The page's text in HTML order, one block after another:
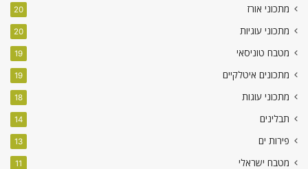
מתכוני אורז 20
מתכוני עוגיות 20
מטבח טוניסאי 19
מתכונים איטלקיים 19
מתכוני עוגות 18
תבלינים 14
פירות ים 13
מטבח ישראלי 11